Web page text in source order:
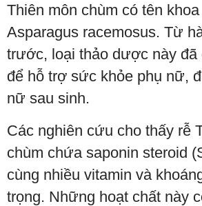
Thiên môn chùm có tên
Asparagus racemosus. Từ
trước, loại thảo dược này
để hỗ trợ sức khỏe phụ nữ,
nữ sau sinh.
Các nghiên cứu cho thấy rễ
chùm chứa saponin steroid
cùng nhiều vitamin và
trọng. Những hoạt chất này